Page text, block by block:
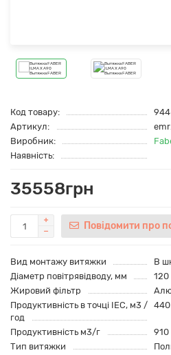
Код товару:
Артикул:
Виробник:
Наявність:
35558грн
Вид монтажу витяжки
В
Діаметр повітрявідводу, мм
120
Жировий фільтр
Продуктивність в точці IEC, м3 /
год
440
Продуктивність м3/г
910
Тип витяжки